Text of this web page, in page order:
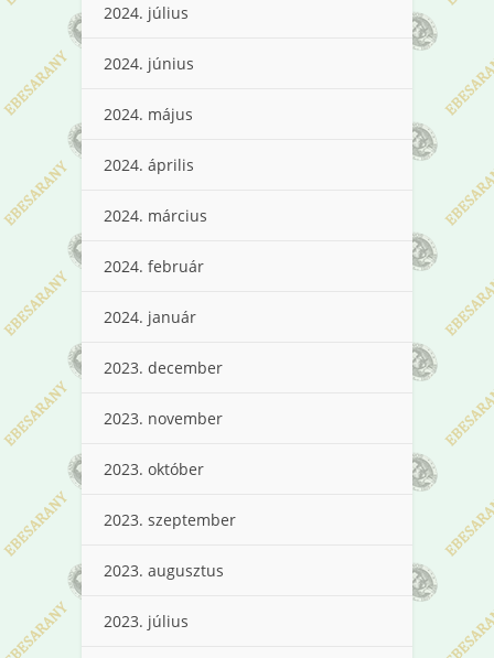
2024. július
2024. június
2024. május
2024. április
2024. március
2024. február
2024. január
2023. december
2023. november
2023. október
2023. szeptember
2023. augusztus
2023. július